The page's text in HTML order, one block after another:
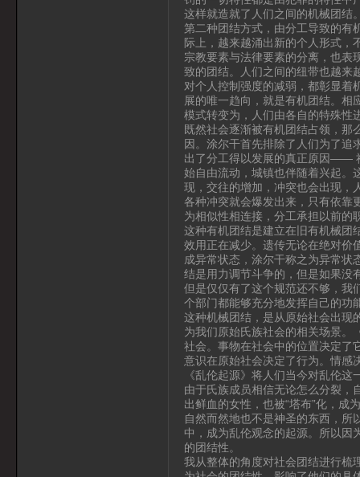
这样就造就了人们之间的机械团结
第二种团结方式，由分工导致的有
际上，越来越涌出新的个人形式，
宗教要素与法律要素的分离，也表
致的团结。人们之间的纽带也越来
对个人控制强度的减弱，都彰显着
展的唯一趋向，就是有机团结。相
模式转变为，人们由各自的特殊性
既然社会逐渐被有机团结占领，那
因。涂尔干首先排除了人们为了追
出了分工得以发展的真正原因——
始自由流动，城镇也伴随着兴起。
现，交往的增加，冲突也会出现，
各种冲突就会爆发出来，只有依靠
为相似性相连接，分工承担以前的
这种有机团结是建立在旧有机械团
效用正在减少。遗传无论在绝对价
成异常状态，涂尔干称之为异常状
结是用力调节斗争的，但是如果没
但是仅仅有了这个规范还不够，我
个部门都能够充分地发挥自己的功
这种机械团结，是从原始社会出现
为我们原始氏族社会的相关场景。
社会。事物在社会中的位置决定了
意识在原始社会决定了行为。情感
《乱伦起源》将人们当今对乱伦
由于氏族成员相信无论怎么分裂，
出鲜血的女性，也被“塔布”化，成
自然而然地也不是神圣的东西，所
中，成为乱伦观念的起源。所以因
的团结性。
我从整体的角度对社会团结进行梳